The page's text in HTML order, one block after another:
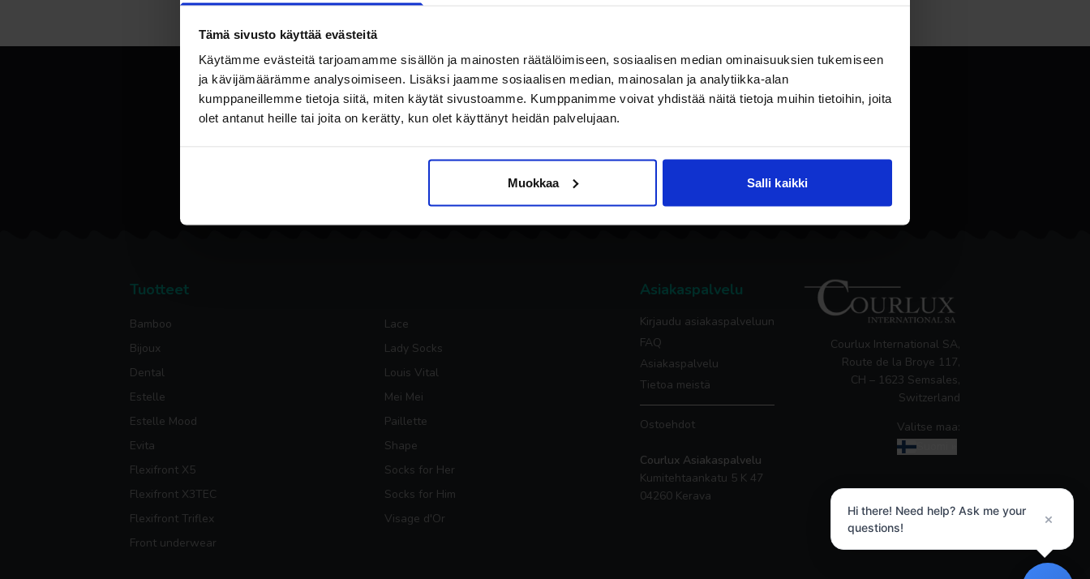
Tämä sivusto käyttää evästeitä
Käytämme evästeitä tarjoamamme sisällön ja mainosten räätälöimiseen, sosiaalisen median ominaisuuksien tukemiseen
ja kävijämäärämme analysoimiseen. Lisäksi jaamme sosiaalisen median, mainosalan ja analytiikka-alan
kumppaneillemme tietoja siitä, miten käytät sivustoamme. Kumppanimme voivat yhdistää näitä tietoja muihin tietoihin, joita
olet antanut heille tai joita on kerätty, kun olet käyttänyt heidän palvelujaan.
Muokkaa Salli kaikki
ÄLÄ JÄÄ UUTISISTAMME PAITSI!
TILAA UUTISKIRJEEMME
Tuotteet
Bamboo
Bijoux
Dental
Estelle
Estelle Mood
Evita
Flexifront X5
Flexifront X3TEC
Flexifront Triflex
Front underwear
Lace
Lady Socks
Louis Vital
Mei Mei
Paillette
Shape
Socks for Her
Socks for Him
Visage d'Or
Asiakaspalvelu
Kirjaudu asiakaspalveluun
FAQ
Asiakaspalvelu
Tietoa meistä
Ostoehdot
Courlux Asiakaspalvelu
Kumitehtaankatu 5 K 47
04260 Kerava
Courlux International SA,
Route de la Broye 117,
CH – 1623 Semsales,
Switzerland
Valitse maa:
Suomi
Hi there! Need help? Ask me your
questions!
×